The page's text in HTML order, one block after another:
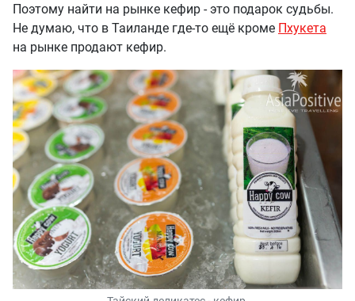
Поэтому найти на рынке кефир - это подарок судьбы.
Не думаю, что в Таиланде где-то ещё кроме Пхукета
на рынке продают кефир.